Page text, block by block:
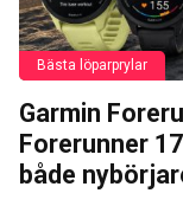
Bästa löparprylar
Garmin
Forerunner
både